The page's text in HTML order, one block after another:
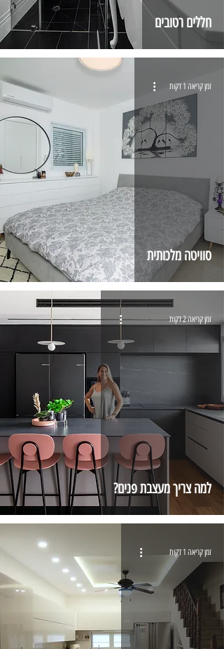
חללים רטובים
סוויטה מלכותית
זמן קריאה 1 דקות
למה צריך מעצבת פנים?
זמן קריאה 2 דקות
זמן קריאה 1 דקות